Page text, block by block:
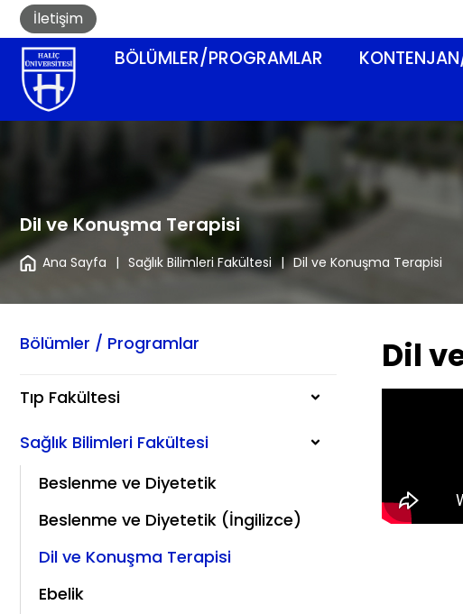
İletişim
BÖLÜMLER/PROGRAMLAR
Dil ve Konuşma Terapisi
Ana Sayfa | Sağlık Bilimleri Fakültesi | Dil ve Konuşma Terapisi
Bölümler / Programlar
Tıp Fakültesi
Sağlık Bilimleri Fakültesi
Beslenme ve Diyetetik
Beslenme ve Diyetetik (İngilizce)
Dil ve Konuşma Terapisi
Ebelik
Dil